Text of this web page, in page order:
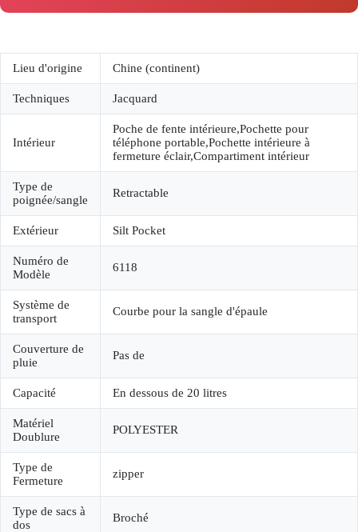
Lieu d'origine Chine (continent)
Techniques Jacquard
Intérieur
Poche de fente intérieure,Pochette pour
téléphone portable,Pochette intérieure à
fermeture éclair,Compartiment intérieur
Type de
poignée/sangle
Retractable
Extérieur Silt Pocket
Numéro de
Modèle
6118
Système de
transport
Courbe pour la sangle d'épaule
Couverture de
pluie
Pas de
Capacité En dessous de 20 litres
Matériel
Doublure
POLYESTER
Type de
Fermeture
zipper
Type de sacs à
dos
Broché